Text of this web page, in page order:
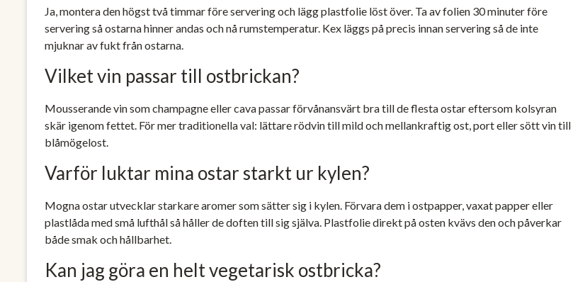
Ja, montera den högst två timmar före servering och lägg plastfolie löst över. Ta av folien 30 minuter före
servering så ostarna hinner andas och nå rumstemperatur. Kex läggs på precis innan servering så de inte
mjuknar av fukt från ostarna.
Vilket vin passar till ostbrickan?
Mousserande vin som champagne eller cava passar förvånansvärt bra till de flesta ostar eftersom kolsyran
skär igenom fettet. För mer traditionella val: lättare rödvin till mild och mellankraftig ost, port eller sött vin till
blåmögelost.
Varför luktar mina ostar starkt ur kylen?
Mogna ostar utvecklar starkare aromer som sätter sig i kylen. Förvara dem i ostpapper, vaxat papper eller
plastlåda med små lufthål så håller de doften till sig själva. Plastfolie direkt på osten kvävs den och påverkar
både smak och hållbarhet.
Kan jag göra en helt vegetarisk ostbricka?